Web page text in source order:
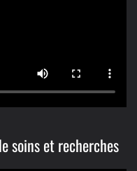
soins et recherches